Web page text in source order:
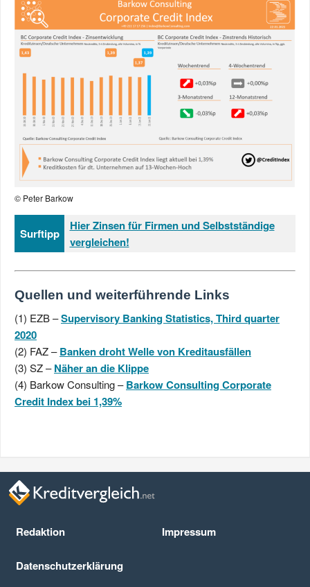
© Peter Barkow
Surftipp
Hier Zinsen für Firmen und Selbstständige
vergleichen!
Quellen und weiterführende Links
(1) EZB –Supervisory Banking Statistics, Third quarter
2020
(2) FAZ –Banken droht Welle von Kreditausfällen
(3) SZ –Näher an die Klippe
(4) Barkow Consulting –Barkow Consulting Corporate
Credit Index bei 1,39%
Redaktion Impressum
Datenschutz­erklärung